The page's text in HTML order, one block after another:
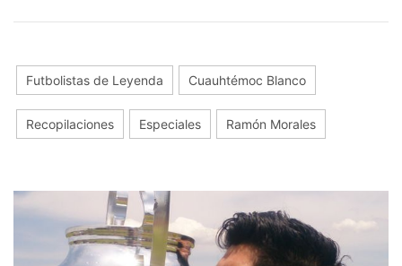
Futbolistas de Leyenda Cuauhtémoc Blanco
Recopilaciones Especiales Ramón Morales